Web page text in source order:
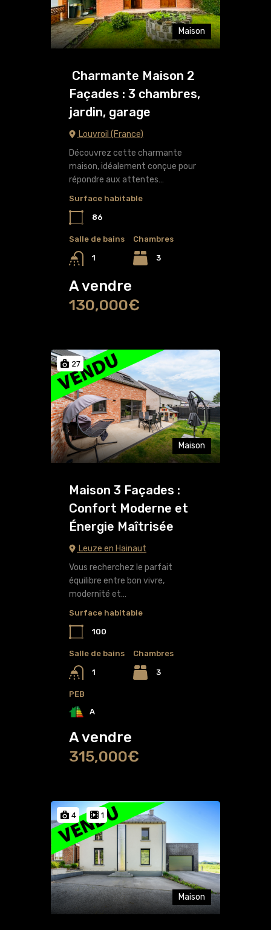
Maison
Charmante Maison 2
Façades : 3 chambres,
jardin, garage
Louvroil (France)
Découvrez cette charmante
maison, idéalement conçue pour
répondre aux attentes…
Surface habitable
86
Salle de bains
1
Chambres
3
A vendre
130,000€
27
Maison
Maison 3 Façades :
Confort Moderne et
Énergie Maîtrisée
Leuze en Hainaut
Vous recherchez le parfait
équilibre entre bon vivre,
modernité et…
Surface habitable
100
Salle de bains
1
Chambres
3
PEB
A
A vendre
315,000€
4 1
Maison